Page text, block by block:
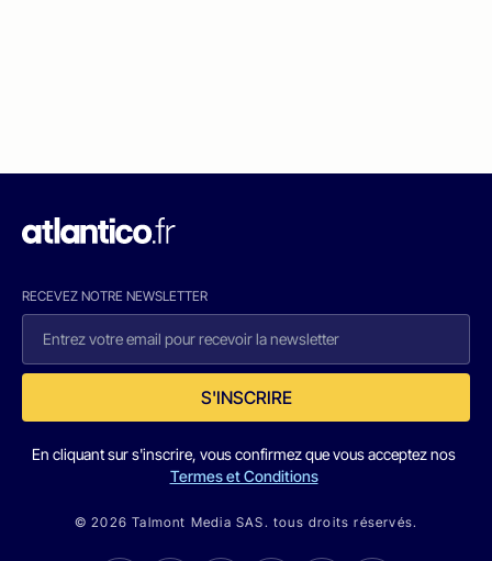
RECEVEZ NOTRE NEWSLETTER
S'INSCRIRE
En cliquant sur s'inscrire, vous confirmez que vous acceptez nos
Termes et Conditions
© 2026 Talmont Media SAS. tous droits réservés.